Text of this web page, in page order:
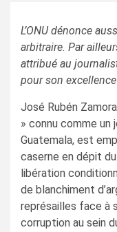
L’ONU dénonce
arbitraire. Par
attribué au
pour son
José Rubén
» connu comme un
Guatemala, est
caserne en dépit
libération
de blanchiment
représailles face à
corruption au sein